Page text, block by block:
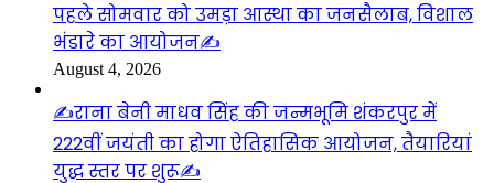
पहले सोमवार को उमड़ा आस्था का जनसैलाब, विशाल
भंडारे का आयोजन✍️
August 4, 2026
✍️राना बेनी माधव सिंह की जन्मभूमि शंकरपुर में
222वीं जयंती का होगा ऐतिहासिक आयोजन, तैयारियां
युद्ध स्तर पर शुरू✍️